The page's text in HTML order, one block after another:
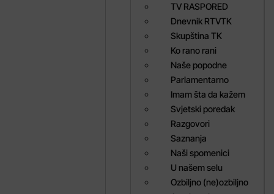
TV RASPORED
Dnevnik RTVTK
Skupština TK
Ko rano rani
Naše popodne
Parlamentarno
Imam šta da kažem
Svjetski poredak
Razgovori
Saznanja
Naši spomenici
U našem selu
Ozbiljno (ne)ozbiljno